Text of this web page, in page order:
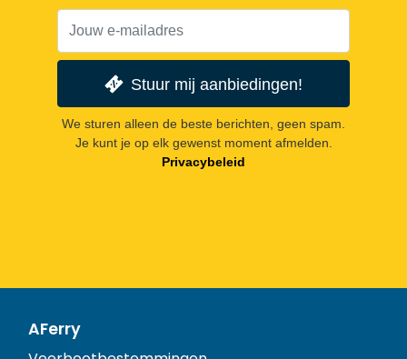
Stuur mij aanbiedingen!
We sturen alleen de beste berichten, geen spam.
Je kunt je op elk gewenst moment afmelden.
Privacybeleid
AFerry